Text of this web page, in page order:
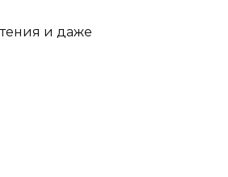
и даже